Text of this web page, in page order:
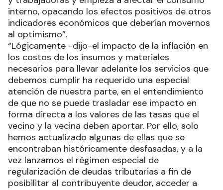
interno, opacando los efectos positivos de otros
indicadores económicos que deberían movernos
al optimismo”.
“Lógicamente -dijo-el impacto de la inflación en
los costos de los insumos y materiales
necesarios para llevar adelante los servicios que
debemos cumplir ha requerido una especial
atención de nuestra parte, en el entendimiento
de que no se puede trasladar ese impacto en
forma directa a los valores de las tasas que el
vecino y la vecina deben aportar. Por ello, solo
hemos actualizado algunas de ellas que se
encontraban históricamente desfasadas, y a la
vez lanzamos el régimen especial de
regularización de deudas tributarias a fin de
posibilitar al contribuyente deudor, acceder a